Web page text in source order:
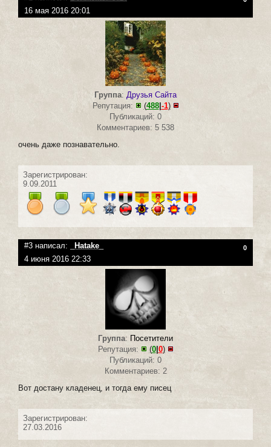
16 мая 2016 20:01
Группа: Друзья Сайта
Репутация:
(488|-1)
Публикаций: 0
Комментариев: 5 538
очень даже познавательно.
Зарегистрирован:
9.09.2011
#3 написал: _Hatake_ 0
4 июня 2016 22:33
Группа: Посетители
Репутация:
(0|0)
Публикаций: 0
Комментариев: 2
Вот достану кладенец, и тогда ему писец
Зарегистрирован:
27.03.2016